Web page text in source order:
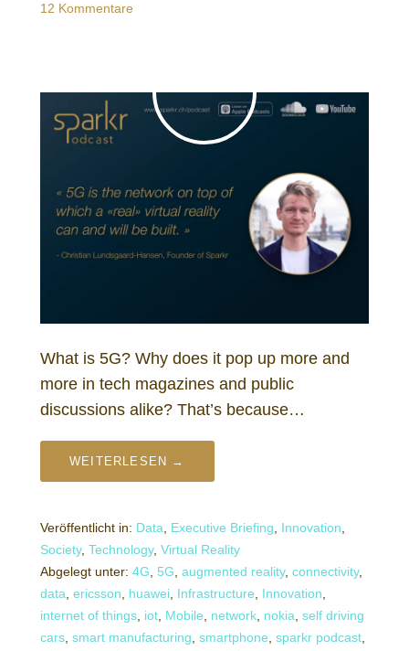
12 Kommentare
What is 5G? Why does it pop up more and
more in tech magazines and public
discussions alike? That’s because…
WEITERLESEN →
Veröffentlicht in: Data Executive Briefing Innovation
Society, Technology, Virtual Reality
Abgelegt unter: 4G 5G augmented reality, connectivity,
data ericsson huawei Infrastructure Innovation
internet of things iot Mobile network nokia self driving
cars smart manufacturing smartphone sparkr podcast